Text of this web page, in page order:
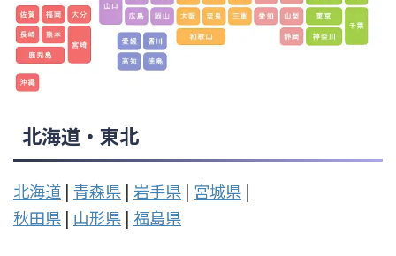
北海道・東北
北海道 | 青森県 | 岩手県 | 宮城県 |
秋田県 | 山形県 | 福島県